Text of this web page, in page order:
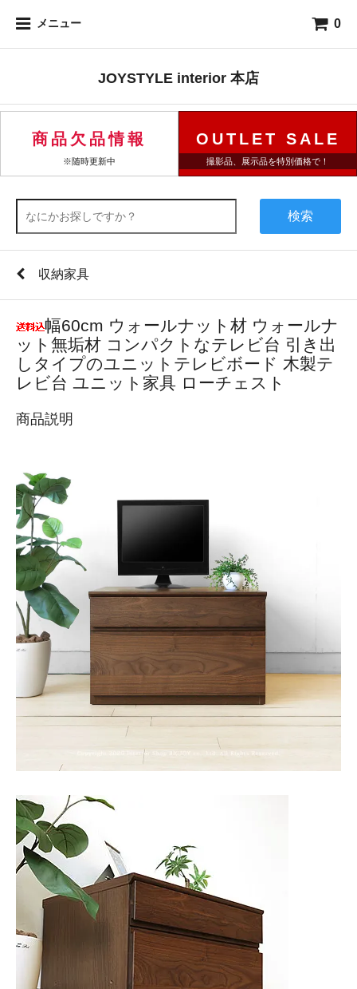
メニュー 0
JOYSTYLE interior 本店
商品欠品情報
※随時更新中
OUTLET SALE
撮影品、展示品を特別価格で！
検索
収納家具
幅60cm ウォールナット材 ウォールナ
ット無垢材 コンパクトなテレビ台 引き出
しタイプのユニットテレビボード 木製テ
レビ台 ユニット家具 ローチェスト
商品説明